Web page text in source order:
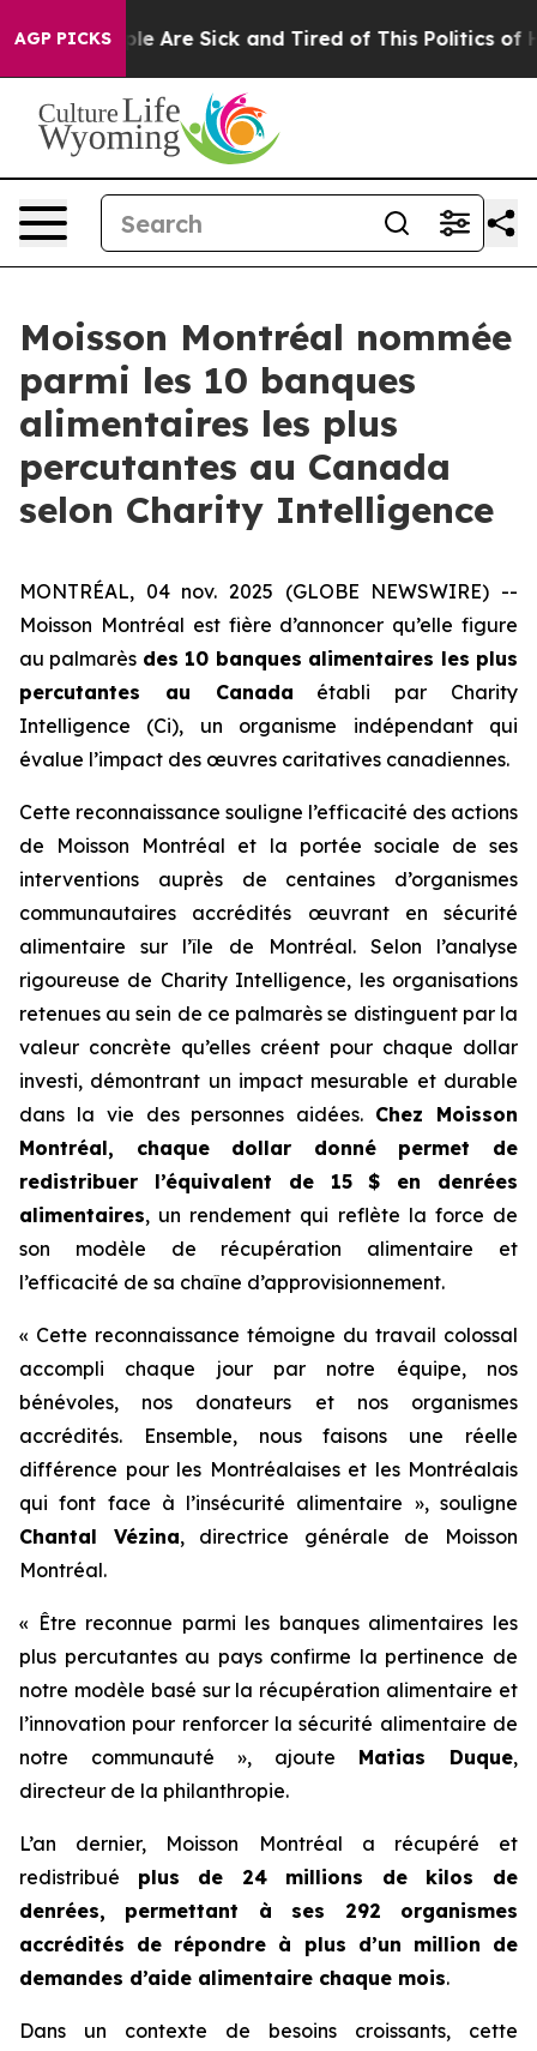
AGP PICKS
“People Are Sick and Tired of This Politics of
Moisson Montréal nommée
parmi les 10 banques
alimentaires les plus
percutantes au Canada
selon Charity Intelligence
MONTRÉAL, 04 nov. 2025 (GLOBE NEWSWIRE) --
Moisson Montréal est fière d’annoncer qu’elle figure
au palmarès des 10 banques alimentaires les plus
percutantes au Canada établi par Charity
Intelligence (Ci), un organisme indépendant qui
évalue l’impact des œuvres caritatives canadiennes.
Cette reconnaissance souligne l’efficacité des actions
de Moisson Montréal et la portée sociale de ses
interventions auprès de centaines d’organismes
communautaires accrédités œuvrant en sécurité
alimentaire sur l’île de Montréal. Selon l’analyse
rigoureuse de Charity Intelligence, les organisations
retenues au sein de ce palmarès se distinguent par la
valeur concrète qu’elles créent pour chaque dollar
investi, démontrant un impact mesurable et durable
dans la vie des personnes aidées. Chez Moisson
Montréal, chaque dollar donné permet de
redistribuer l’équivalent de 15 $ en denrées
alimentaires, un rendement qui reflète la force de
son modèle de récupération alimentaire et
l’efficacité de sa chaîne d’approvisionnement.
« Cette reconnaissance témoigne du travail colossal
accompli chaque jour par notre équipe, nos
bénévoles, nos donateurs et nos organismes
accrédités. Ensemble, nous faisons une réelle
différence pour les Montréalaises et les Montréalais
qui font face à l’insécurité alimentaire », souligne
Chantal Vézina, directrice générale de Moisson
Montréal.
« Être reconnue parmi les banques alimentaires les
plus percutantes au pays confirme la pertinence de
notre modèle basé sur la récupération alimentaire et
l’innovation pour renforcer la sécurité alimentaire de
notre communauté », ajoute Matias Duque,
directeur de la philanthropie.
L’an dernier, Moisson Montréal a récupéré et
redistribué plus de 24 millions de kilos de
denrées, permettant à ses 292 organismes
accrédités de répondre à plus d’un million de
demandes d’aide alimentaire chaque mois.
Dans un contexte de besoins croissants, cette